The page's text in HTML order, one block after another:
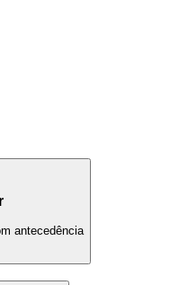
antecedência